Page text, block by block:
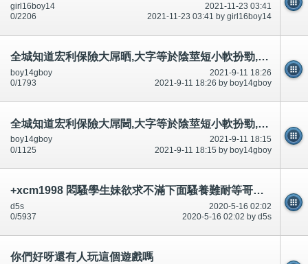
2021-11-23 03:41
girl16boy14
2021-11-23 03:41 by girl16boy14
0/2206
全城知道宏利保險大屌晒,大字等於陰莖短小軟扮勁,廉署公安38975536推銷,一威二死,唔去死
2021-9-11 18:26
boy14gboy
2021-9-11 18:26 by boy14gboy
0/1793
全城知道宏利保險大屌閪,大字等於陰莖短小軟扮勁,廉署公安38975536推銷,一威二死,唔去死
2021-9-11 18:15
boy14gboy
2021-9-11 18:15 by boy14gboy
0/1125
+xcm1998 悶騷學生妹欲求不滿下面騷養難耐等哥哥插她小穴穴
2020-5-16 02:02
d5s
2020-5-16 02:02 by d5s
0/5937
你們好呀還有人玩這個遊戲嗎